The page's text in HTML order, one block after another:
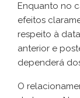
Enquanto no
efeitos
respeito à
anterior e
dependerá
O